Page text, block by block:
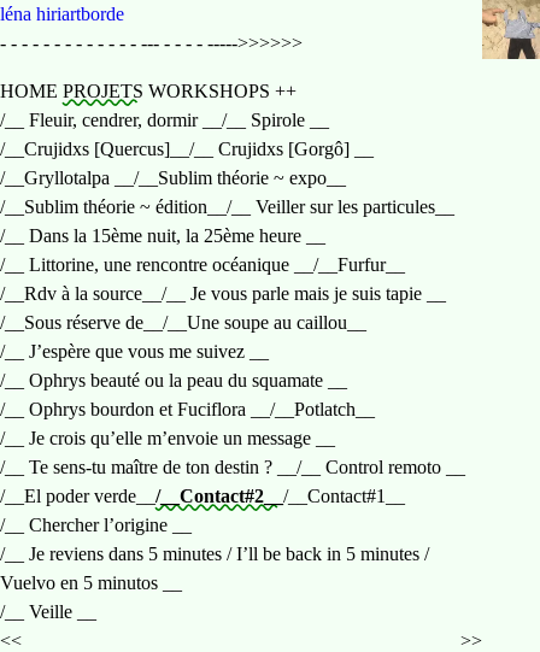
léna hiriartborde
- - - - - - - - - - - - - --- - - - - ----->>>>>>
HOME PROJETS WORKSHOPS ++
/__ Fleuir, cendrer, dormir __ /__ Spirole __
/__Crujidxs [Quercus]__ /__ Crujidxs [Gorgô] __
/__Gryllotalpa __ /__Sublim théorie ~ expo__
/__Sublim théorie ~ édition__ /__ Veiller sur les particules__
/__ Dans la 15ème nuit, la 25ème heure __
/__ Littorine, une rencontre océanique __ /__Furfur__
/__Rdv à la source__ /__ Je vous parle mais je suis tapie __
/__Sous réserve de__ /__Une soupe au caillou__
/__ J’espère que vous me suivez __
/__ Ophrys beauté ou la peau du squamate __
/__ Ophrys bourdon et Fuciflora __ /__Potlatch__
/__ Je crois qu’elle m’envoie un message __
/__ Te sens-tu maître de ton destin ? __ /__ Control remoto __
/__El poder verde__ /__Contact#2__ /__Contact#1__
/__ Chercher l’origine __
/__ Je reviens dans 5 minutes / I’ll be back in 5 minutes /
Vuelvo en 5 minutos __
/__ Veille __
Home
précédent
<< suivant
>>